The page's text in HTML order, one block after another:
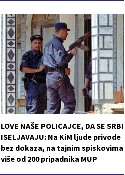
LOVE NAŠE POLICAJCE, DA SE SRBI
ISELJAVAJU: Na KiM ljude privode
bez dokaza, na tajnim spiskovima
više od 200 pripadnika MUP